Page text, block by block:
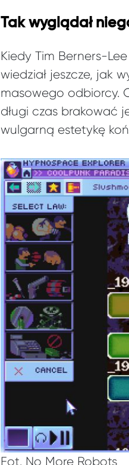
Tak wyglądał
Kiedy Tim Berners-
wiedział jeszcze, jak
masowego odbiorcy.
długi czas brakować
wulgarną estetykę
Fot. No More Robots